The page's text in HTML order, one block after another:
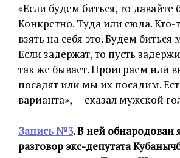
«Если будем биться, то давайте
Конкретно. Туда или сюда. Кто-
взять на себя это. Будем
Если задержат, то пусть
так же бывает. Проиграем или
посадят или мы их посадим.
варианта», — сказал мужской
Запись №3. В ней обнародован
разговор экс-депутата